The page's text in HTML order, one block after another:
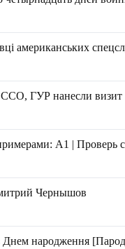
американських
ГУР нанесли
А1 | Проверь
Чернышов
з Днем народження